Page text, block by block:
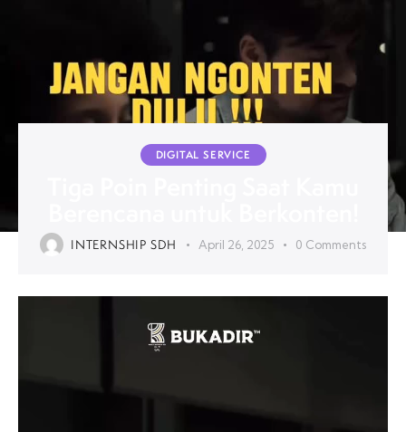
DIGITAL SERVICE
INTERNSHIP SDH April 26, 2025 0 Comments